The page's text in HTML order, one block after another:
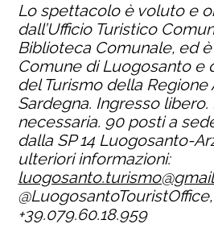
Lo spettacolo è voluto e
dall’Ufficio Turistico
Biblioteca Comunale, ed
Comune di Luogosanto e
del Turismo della
Sardegna. Ingresso
necessaria. 90 posti a
dalla SP 14 Luogosanto-
ulteriori informazioni:
@LuogosantoTouristOffice,
+39.079.60.18.959